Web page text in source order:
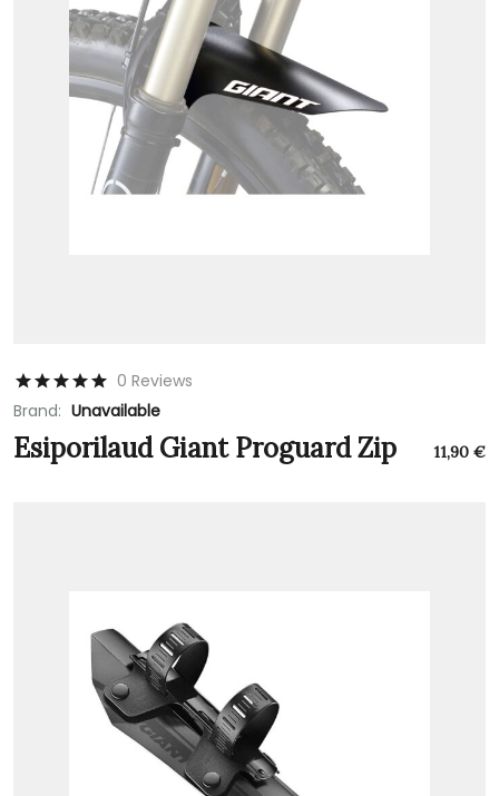
0 Reviews
Brand: Unavailable
Esiporilaud Giant Proguard Zip 11,90 €